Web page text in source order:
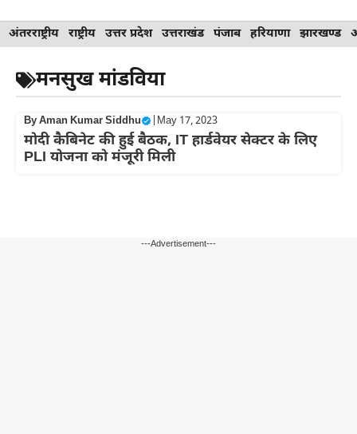
Skip
to
content
अंतरराष्ट्रीय राष्ट्रीय उत्तर प्रदेश उत्तराखंड पंजाब हरियाणा झारखण्ड
मनसुख मांडविया
ByAman Kumar Siddhu May 17, 2023
मोदी कैबिनेट की हुई बैठक, IT हार्डवेयर सेक्टर के लिए
PLI योजना को मंजूरी मिली
---Advertisement---